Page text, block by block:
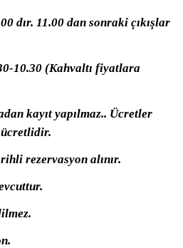
dır. 11.00 dan sonraki çıkışlar
10.30 (Kahvaltı fiyatlara
kayıt yapılmaz.. Ücretler
ücretlidir.
rezervasyon alınır.